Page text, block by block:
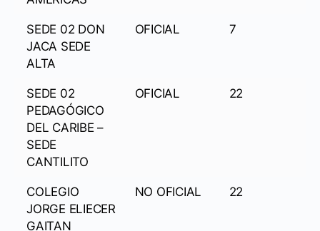
SEDE 02 DON
JACA SEDE
ALTA
OFICIAL 7
SEDE 02
PEDAGÓGICO
DEL CARIBE –
SEDE
CANTILITO
OFICIAL 22
COLEGIO
JORGE ELIECER
GAITAN
NO OFICIAL 22